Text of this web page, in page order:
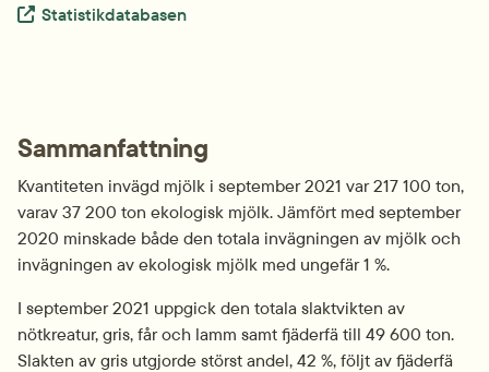
Extern länk.
Statistikdatabasen
Sammanfattning
Kvantiteten invägd mjölk i september 2021 var 217 100 ton,
varav 37 200 ton ekologisk mjölk. Jämfört med september
2020 minskade både den totala invägningen av mjölk och
invägningen av ekologisk mjölk med ungefär 1 %.
I september 2021 uppgick den totala slaktvikten av
nötkreatur, gris, får och lamm samt fjäderfä till 49 600 ton.
Slakten av gris utgjorde störst andel, 42 %, följt av fjäderfä